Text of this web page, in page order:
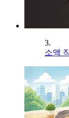
3.
소액